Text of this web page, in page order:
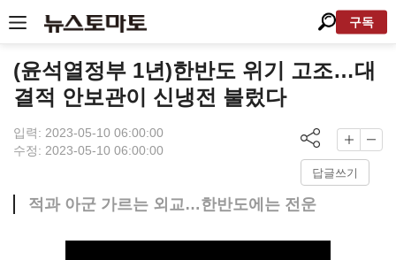
구독
(윤석열정부 1년)한반도 위기 고조…대
결적 안보관이 신냉전 불렀다
입력: 2023-05-10 06:00:00
수정: 2023-05-10 06:00:00
답글쓰기
적과 아군 가르는 외교…한반도에는 전운